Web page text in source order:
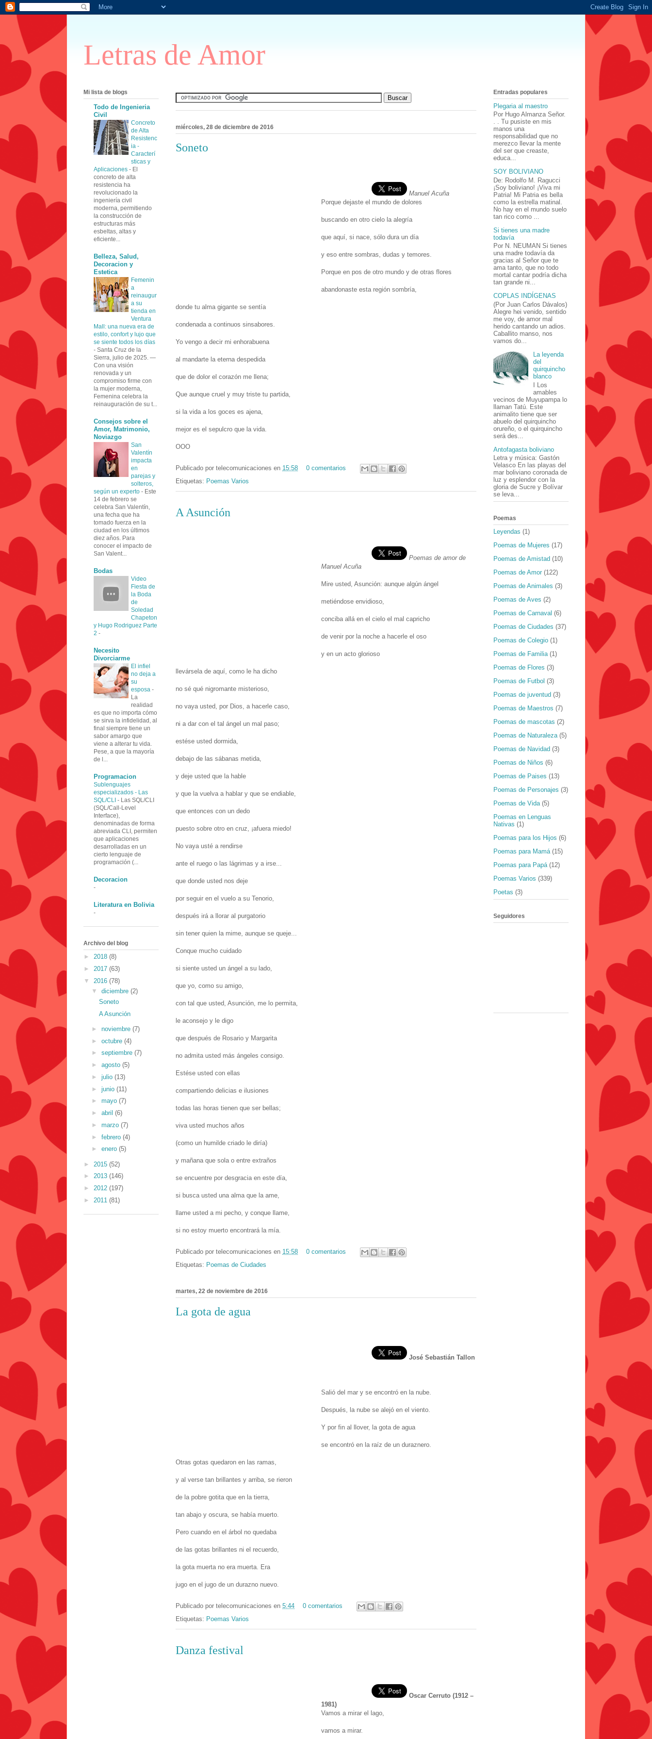
Letras de Amor
miércoles, 28 de diciembre de 2016
Soneto
Manuel Acuña
Porque dejaste el mundo de dolores
buscando en otro cielo la alegría
que aquí, si nace, sólo dura un día
y eso entre sombras, dudas y temores.
Porque en pos de otro mundo y de otras flores
abandonaste esta región sombría,
donde tu alma gigante se sentía
condenada a continuos sinsabores.
Yo vengo a decir mi enhorabuena
al mandarte la eterna despedida
que de dolor el corazón me llena;
Que aunque cruel y muy triste tu partida,
si la vida a los goces es ajena,
mejor es el sepulcro que la vida.
OOO
Publicado por telecomunicaciones en 15:58
0 comentarios
Etiquetas: Poemas Varios
A Asunción
Poemas de amor de
Manuel Acuña
Mire usted, Asunción: aunque algún ángel
metiéndose envidioso,
conciba allá en el cielo el mal capricho
de venir por la noche a hacerle el oso
y en un acto glorioso
llevársela de aquí, como le ha dicho
no sé qué nigromante misterioso,
no vaya usted, por Dios, a hacerle caso,
ni a dar con el tal ángel un mal paso;
estése usted dormida,
debajo de las sábanas metida,
y deje usted que la hable
y que la vuelva a hablar y que se endiable,
que entonces con un dedo
puesto sobre otro en cruz, ¡afuera miedo!
No vaya usté a rendirse
ante el ruego o las lágrimas y a irse...
que donde usted nos deje
por seguir en el vuelo a su Tenorio,
después irá a llorar al purgatorio
sin tener quien la mime, aunque se queje...
Conque mucho cuidado
si siente usted un ángel a su lado,
que yo, como su amigo,
con tal que usted, Asunción, me lo permita,
le aconsejo y le digo
que después de Rosario y Margarita
no admita usted más ángeles consigo.
Estése usted con ellas
compartiendo delicias e ilusiones
todas las horas tienen que ser bellas;
viva usted muchos años
(como un humilde criado le diría)
y mañana que sola o entre extraños
se encuentre por desgracia en este día,
si busca usted una alma que la ame,
llame usted a mi pecho, y conque llame,
si no estoy muerto encontrará la mía.
Publicado por telecomunicaciones en 15:58
0 comentarios
Etiquetas: Poemas de Ciudades
martes, 22 de noviembre de 2016
La gota de agua
José Sebastián Tallon
Salió del mar y se encontró en la nube.
Después, la nube se alejó en el viento.
Y por fin al llover, la gota de agua
se encontró en la raíz de un duraznero.
Otras gotas quedaron en las ramas,
y al verse tan brillantes y arriba, se rieron
de la pobre gotita que en la tierra,
tan abajo y oscura, se había muerto.
Pero cuando en el árbol no quedaba
de las gotas brillantes ni el recuerdo,
la gota muerta no era muerta. Era
jugo en el jugo de un durazno nuevo.
Publicado por telecomunicaciones en 5:44
0 comentarios
Etiquetas: Poemas Varios
Danza festival
Oscar Cerruto (1912 –
1981)
Vamos a mirar el lago,
vamos a mirar.
Mi lista de blogs
Todo de Ingenieria
Civil
Concreto
de Alta
Resistenc
ia -
Caracterí
sticas y
Aplicaciones - El
concreto de alta
resistencia ha
revolucionado la
ingeniería civil
moderna, permitiendo
la construcción de
estructuras más
esbeltas, altas y
eficiente...
Belleza, Salud,
Decoracion y
Estetica
Femenin
a
reinaugur
a su
tienda en
Ventura
Mall: una nueva era de
estilo, confort y lujo que
se siente todos los días
- Santa Cruz de la
Sierra, julio de 2025. —
Con una visión
renovada y un
compromiso firme con
la mujer moderna,
Femenina celebra la
reinauguración de su t...
Consejos sobre el
Amor, Matrimonio,
Noviazgo
San
Valentín
impacta
en
parejas y
solteros,
según un experto - Este
14 de febrero se
celebra San Valentín,
una fecha que ha
tomado fuerza en la
ciudad en los últimos
diez años. Para
conocer el impacto de
San Valent...
Bodas
Video
Fiesta de
la Boda
de
Soledad
Chapeton
y Hugo Rodriguez Parte
2 -
Necesito
Divorciarme
El infiel
no deja a
su
esposa -
La
realidad
es que no importa cómo
se sirva la infidelidad, al
final siempre tiene un
sabor amargo que
viene a alterar tu vida.
Pese, a que la mayoría
de l...
Programacion
Sublenguajes
especializados - Las
SQL/CLI - Las SQL/CLI
(SQL/Call-Level
Interface),
denominadas de forma
abreviada CLI, permiten
que aplicaciones
desarrolladas en un
cierto lenguaje de
programación (...
Decoracion
-
Literatura en Bolivia
-
Archivo del blog
► 2018 (8)
► 2017 (63)
▼ 2016 (78)
▼ diciembre (2)
Soneto
A Asunción
► noviembre (7)
► octubre (4)
► septiembre (7)
► agosto (5)
► julio (13)
► junio (11)
► mayo (7)
► abril (6)
► marzo (7)
► febrero (4)
► enero (5)
► 2015 (52)
► 2013 (146)
► 2012 (197)
► 2011 (81)
Entradas populares
Plegaria al maestro
Por Hugo Almanza Señor.
. . Tu pusiste en mis
manos una
responsabilidad que no
merezco llevar la mente
del ser que creaste,
educa...
SOY BOLIVIANO
De: Rodolfo M. Ragucci
¡Soy boliviano! ¡Viva mi
Patria! Mi Patria es bella
como la estrella matinal.
No hay en el mundo suelo
tan rico como ...
Si tienes una madre
todavía
Por N. NEUMAN Si tienes
una madre todavía da
gracias al Señor que te
ama tanto, que no todo
mortal cantar podría dicha
tan grande ni...
COPLAS INDÍGENAS
(Por Juan Carlos Dávalos)
Alegre hei venido, sentido
me voy, de amor mal
herido cantando un adios.
Caballito manso, nos
vamos do...
La leyenda
del
quirquincho
blanco
I Los
amables
vecinos de Muyupampa lo
llaman Tatú. Este
animalito tiene que ser
abuelo del quirquincho
orureño, o el quirquincho
será des...
Antofagasta boliviano
Letra y música: Gastón
Velasco En las playas del
mar boliviano coronada de
luz y esplendor con la
gloria de Sucre y Bolívar
se leva...
Poemas
Leyendas (1)
Poemas de Mujeres (17)
Poemas de Amistad (10)
Poemas de Amor (122)
Poemas de Animales (3)
Poemas de Aves (2)
Poemas de Carnaval (6)
Poemas de Ciudades (37)
Poemas de Colegio (1)
Poemas de Familia (1)
Poemas de Flores (3)
Poemas de Futbol (3)
Poemas de juventud (3)
Poemas de Maestros (7)
Poemas de mascotas (2)
Poemas de Naturaleza (5)
Poemas de Navidad (3)
Poemas de Niños (6)
Poemas de Paises (13)
Poemas de Personajes (3)
Poemas de Vida (5)
Poemas en Lenguas
Nativas (1)
Poemas para los Hijos (6)
Poemas para Mamá (15)
Poemas para Papá (12)
Poemas Varios (339)
Poetas (3)
Seguidores